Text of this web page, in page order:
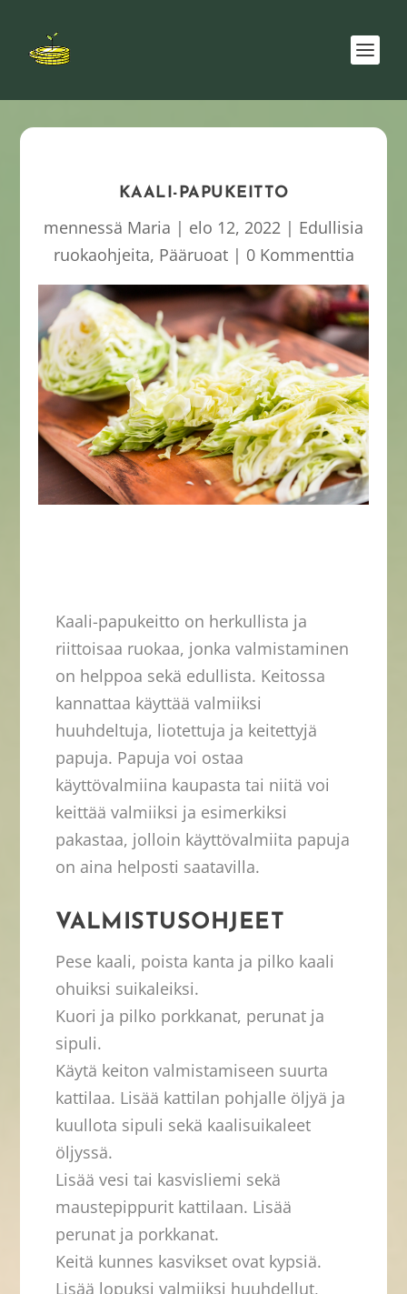
KAALI-PAPUKEITTO
mennessä Maria | elo 12, 2022 | Edullisia
ruokaohjeita, Pääruoat| 0 Kommenttia
Kaali-papukeitto on herkullista ja
riittoisaa ruokaa, jonka valmistaminen
on helppoa sekä edullista. Keitossa
kannattaa käyttää valmiiksi
huuhdeltuja, liotettuja ja keitettyjä
papuja. Papuja voi ostaa
käyttövalmiina kaupasta tai niitä voi
keittää valmiiksi ja esimerkiksi
pakastaa, jolloin käyttövalmiita papuja
on aina helposti saatavilla.
VALMISTUSOHJEET
Pese kaali, poista kanta ja pilko kaali
ohuiksi suikaleiksi.
Kuori ja pilko porkkanat, perunat ja
sipuli.
Käytä keiton valmistamiseen suurta
kattilaa. Lisää kattilan pohjalle öljyä ja
kuullota sipuli sekä kaalisuikaleet
öljyssä.
Lisää vesi tai kasvisliemi sekä
maustepippurit kattilaan. Lisää
perunat ja porkkanat.
Keitä kunnes kasvikset ovat kypsiä.
Lisää lopuksi valmiiksi huuhdellut,